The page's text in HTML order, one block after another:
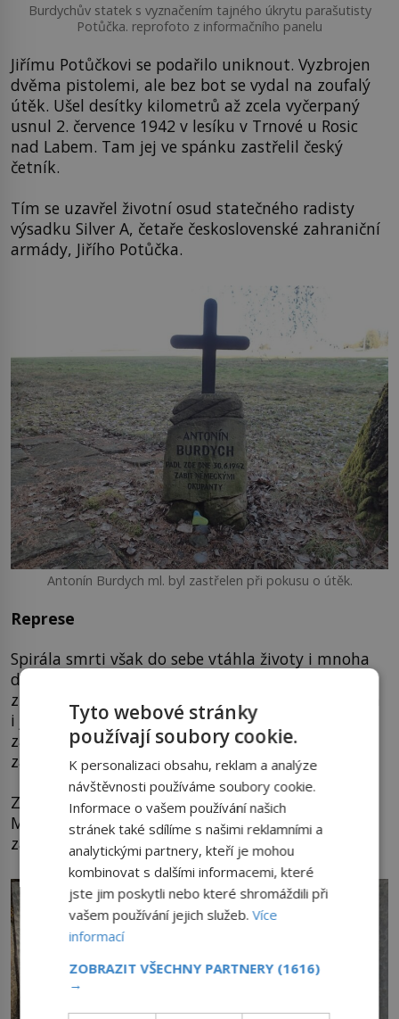
Burdychův statek s vyznačením tajného úkrytu parašutisty
Potůčka. reprofoto z informačního panelu
Jiřímu Potůčkovi se podařilo uniknout. Vyzbrojen
dvěma pistolemi, ale bez bot se vydal na zoufalý
útěk. Ušel desítky kilometrů až zcela vyčerpaný
usnul 2. července 1942 v lesíku v Trnové u Rosic
nad Labem. Tam jej ve spánku zastřelil český
četník.
Tím se uzavřel životní osud statečného radisty
výsadku Silver A, četaře československé zahraniční
armády, Jiřího Potůčka.
Antonín Burdych ml. byl zastřelen při pokusu o útěk.
Represe
Spirála smrti však do sebe vtáhla životy i mnoha
dalších, kteří Potůčkovi pomáhali. Kromě již
zmíněnéno učitele Ladislava Satrana byla zatčena
i jeho manželka Zdeňka Satranová. Při snaze
zadržet Potůčka na Končinách byl gestapem
zastřelen Antonín Burdych ml.
Zbývající členové rodiny: Antonín Burdych st.,
Milada Burdychová a Josefa Burdychová byli
zatčeni.
Tyto webové stránky
používají soubory cookie.
K personalizaci obsahu, reklam a analýze
návštěvnosti používáme soubory cookie.
Informace o vašem používání našich
stránek také sdílíme s našimi reklamními a
analytickými partnery, kteří je mohou
kombinovat s dalšími informacemi, které
jste jim poskytli nebo které shromáždili při
vašem používání jejich služeb.Více
informací
ZOBRAZIT VŠECHNY PARTNERY (1616)
→